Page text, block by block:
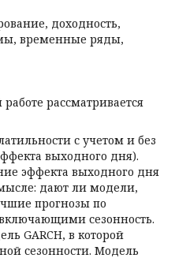
доходность,
временные ряды,
рассматривается
с учетом и без
выходного дня).
эффекта выходного дня
дают ли модели,
прогнозы по
сезонность.
GARCH, в которой
сезонности. Модель